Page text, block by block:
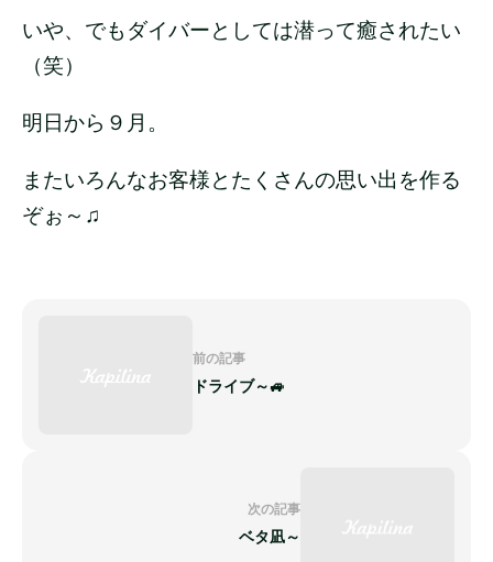
いや、でもダイバーとしては潜って癒されたい
（笑）
明日から９月。
またいろんなお客様とたくさんの思い出を作る
ぞぉ～♫
前の記事
ドライブ～🚙
次の記事
ベタ凪～